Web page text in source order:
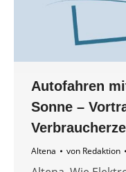
Autofahren
Sonne –
Altena von Redaktion